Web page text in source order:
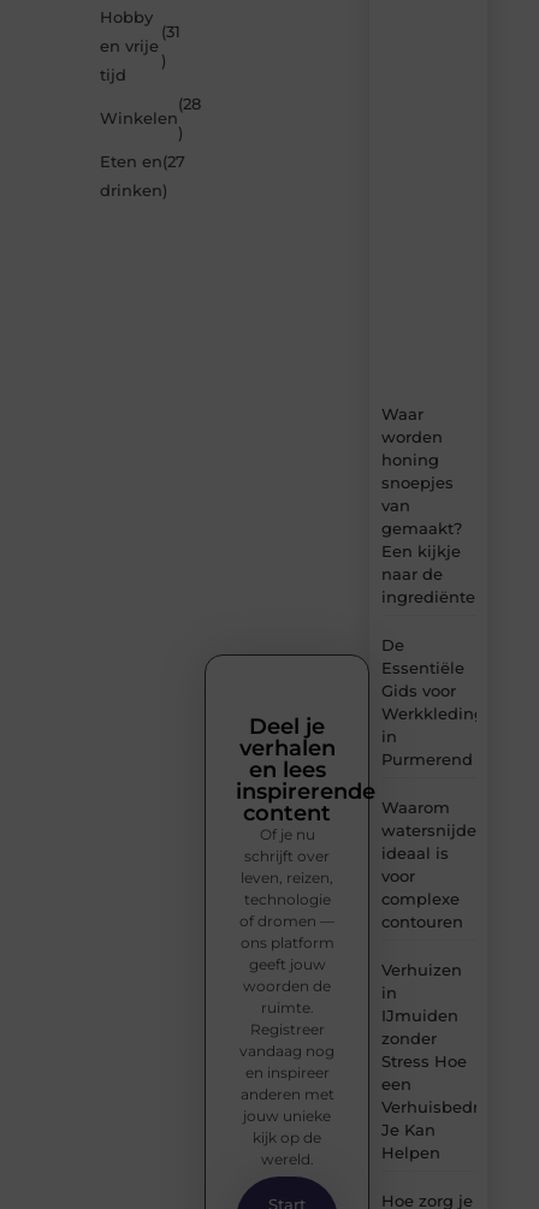
Hobby
en vrije
tijd
(31
)
Winkelen
(28
)
Eten en
drinken
(27
)
Waar
worden
honing
snoepjes
van
gemaakt?
Een kijkje
naar de
ingrediënten
De
Essentiële
Gids voor
Werkkleding
in
Purmerend
Waarom
watersnijden
ideaal is
voor
complexe
contouren
Verhuizen
in
IJmuiden
zonder
Stress Hoe
een
Verhuisbedrijf
Je Kan
Helpen
Hoe zorg je
Deel je
verhalen
en lees
inspirerende
content
Of je nu
schrijft over
leven, reizen,
technologie
of dromen —
ons platform
geeft jouw
woorden de
ruimte.
Registreer
vandaag nog
en inspireer
anderen met
jouw unieke
kijk op de
wereld.
Start